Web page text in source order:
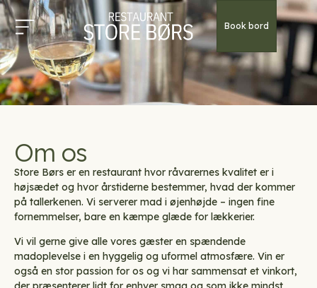
Book bord
Om os
Store Børs er en restaurant hvor råvarernes kvalitet er i
højsædet og hvor årstiderne bestemmer, hvad der kommer
på tallerkenen. Vi serverer mad i øjenhøjde – ingen fine
fornemmelser, bare en kæmpe glæde for lækkerier.
Vi vil gerne give alle vores gæster en spændende
madoplevelse i en hyggelig og uformel atmosfære. Vin er
også en stor passion for os og vi har sammensat et vinkort,